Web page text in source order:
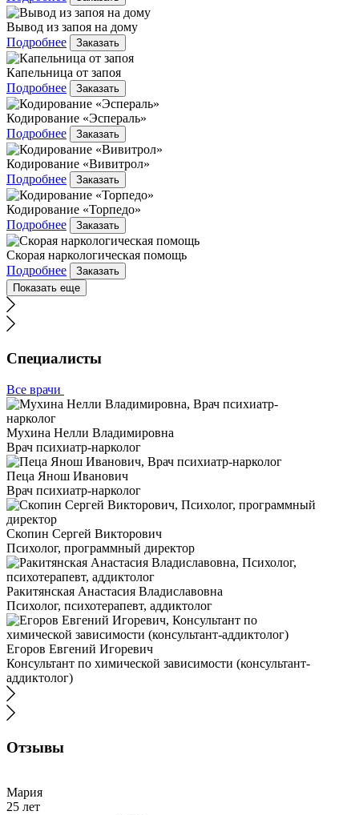
Вывод из запоя на дому
Подробнее
Заказать
Капельница от запоя
Подробнее
Заказать
Кодирование «Эспераль»
Подробнее
Заказать
Кодирование «Вивитрол»
Подробнее
Заказать
Кодирование «Торпедо»
Подробнее
Заказать
Скорая наркологическая помощь
Подробнее
Заказать
Показать еще
Специалисты
Все врачи
Мухина Нелли Владимировна
Врач психиатр-нарколог
Пеца Янош Иванович
Врач психиатр-нарколог
Скопин Сергей Викторович
Психолог, программный директор
Ракитянская Анастасия Владиславовна
Психолог, психотерапевт, аддиктолог
Егоров Евгений Игоревич
Консультант по химической зависимости (консультант-
аддиктолог)
Отзывы
Мария
25 лет